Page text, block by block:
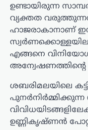
ഉണ്ടായിരുന്ന
വ്യക്തത
ഹാജരാകാനാണ് ഇഡി
എങ്ങനെ
അന്വേഷണത്തിന്റെ
ശബരിമലയിലെ
ഉണ്ണികൃഷ്ണൻ